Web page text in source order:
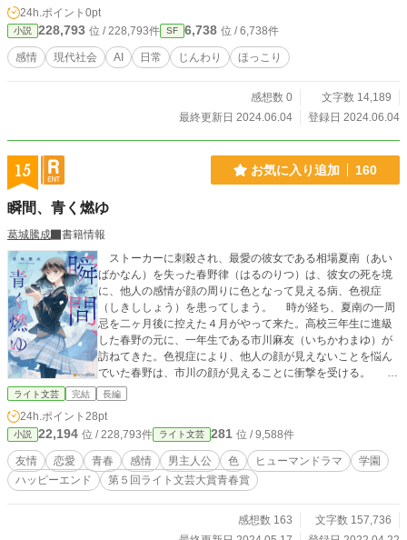
ルームの真の目的が明らかに。
24h.ポイント 0pt
小説 228,793 位 / 228,793件 SF 6,738 位 / 6,738件
感情 現代社会 AI 日常 じんわり ほっこり
感想数 0
文字数 14,189
最終更新日 2024.06.04
登録日 2024.06.04
15 お気に入り追加 160
瞬間、青く燃ゆ
葛城騰成
書籍情報
ストーカーに刺殺され、最愛の彼女である相場夏南（あい
ばかなん）を失った春野律（はるのりつ）は、彼女の死を境
に、他人の感情が顔の周りに色となって見える病、色視症
（しきししょう）を患ってしまう。 時が経ち、夏南の一周
忌を二ヶ月後に控えた４月がやって来た。高校三年生に進級
した春野の元に、一年生である市川麻友（いちかわまゆ）が
訪ねてきた。色視症により、他人の顔が見えないことを悩ん
でいた春野は、市川の顔が見えることに衝撃を受ける。
どうして？ どうして彼女だけ見えるんだ？ 狼狽する春野
ことを告げる。 春野は、夏南を守れなかったという罪の意識
と、市川の顔が見える理由を知りたいという思いから、彼女
と関わることを決意する。 やがて、ストーカーの顔色が黒
へと至った時、全ての真実が顔を覗かせる。 第5回ライト文
芸大賞 青春賞 受賞作
ライト文芸 完結 長編
24h.ポイント 28pt
小説 22,194 位 / 228,793件 ライト文芸 281 位 / 9,588件
友情 恋愛 青春 感情 男主人公 色 ヒューマンドラマ
学園
ハッピーエンド
第５回ライト文芸大賞青春賞
感想数 163
文字数 157,736